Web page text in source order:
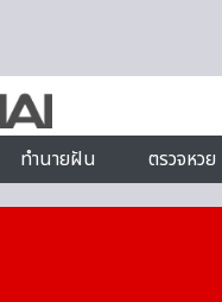
ทำนายฝัน ตรวจหวย